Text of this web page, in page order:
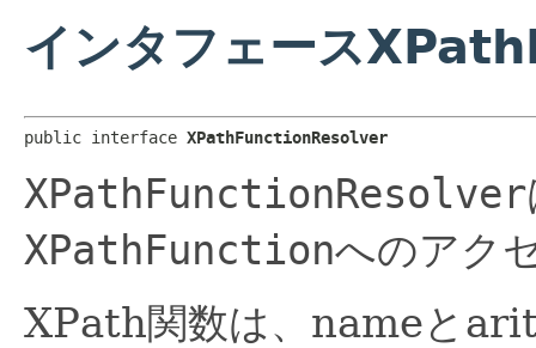
インタフェース
public interface XPathFunctionResolver
XPathFunctionResolver
XPathFunctionへのアク
XPath関数は、nameと